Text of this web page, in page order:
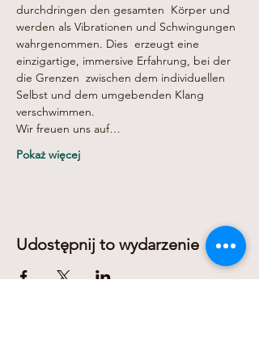
durchdringen den gesamten  Körper und
werden als Vibrationen und Schwingungen
wahrgenommen. Dies  erzeugt eine
einzigartige, immersive Erfahrung, bei der
die Grenzen  zwischen dem individuellen
Selbst und dem umgebenden Klang
verschwimmen.
Wir freuen uns auf…
Pokaż więcej
Udostępnij to wydarzenie